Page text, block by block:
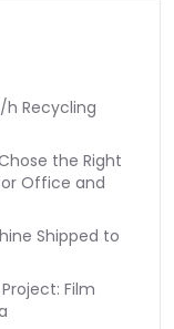
h Recycling
the Right
Office and
Shipped to
Film